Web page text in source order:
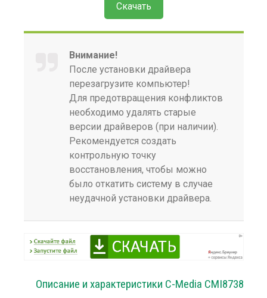
Скачать
Внимание!
После установки драйвера
перезагрузите компьютер!
Для предотвращения конфликтов
необходимо удалять старые
версии драйверов (при наличии).
Рекомендуется создать
контрольную точку
восстановления, чтобы можно
было откатить систему в случае
неудачной установки драйвера.
Описание и характеристики C-Media CMI8738